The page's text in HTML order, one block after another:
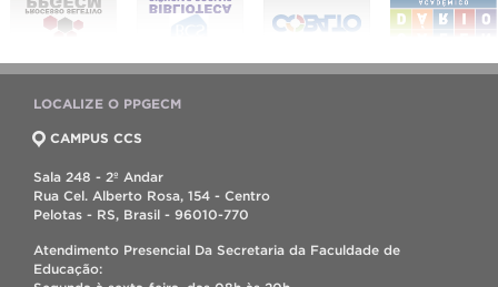
LOCALIZE O PPGECM
CAMPUS CCS
Sala 248 - 2º Andar
Rua Cel. Alberto Rosa, 154 - Centro
Pelotas - RS, Brasil - 96010-770
Atendimento Presencial Da Secretaria da Faculdade de
Educação: